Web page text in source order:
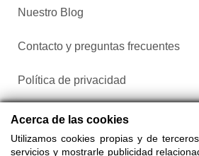
Nuestro Blog
Contacto y preguntas frecuentes
Política de privacidad
Configurar cookies
Acerca de las cookies
Utilizamos cookies propias y de
servicios y mostrarle publicidad